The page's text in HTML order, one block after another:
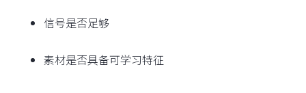
信号是否足够
素材是否具备可学习特征